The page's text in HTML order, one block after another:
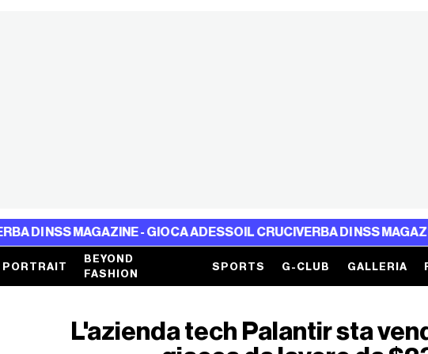
MAGAZINE - GIOCA ADESSOIL CRUCIVERBA DI NSS MAGAZINE -
PORTRAIT
BEYOND
FASHION
SPORTS G-CLUB GALLERIA
L'azienda tech Palantir sta